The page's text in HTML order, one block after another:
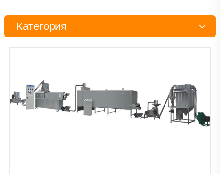
Категория
рыбных кормов
Промышленное микроволновое оборудование